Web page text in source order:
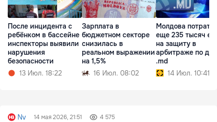
После инцидента с
ребёнком в бассейне
инспекторы выявили
нарушения
безопасности
13 Июл. 18:22
Зарплата в
бюджетном секторе
снизилась в
реальном выражении
на 1,5%
16 Июл. 08:02
Молдова
еще 235 тысяч
на защиту в
арбитраже по
.md
14 Июл. 10:41
Nv 14 мая 2026, 21:51 4 575